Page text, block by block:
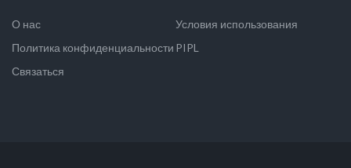
О нас
Условия использования
Политика конфиденциальности PIPL
Связаться